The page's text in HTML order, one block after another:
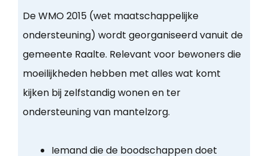
De WMO 2015 (wet maatschappelijke
ondersteuning) wordt georganiseerd vanuit de
gemeente Raalte. Relevant voor bewoners die
moeilijkheden hebben met alles wat komt
kijken bij zelfstandig wonen en ter
ondersteuning van mantelzorg.
Iemand die de boodschappen doet